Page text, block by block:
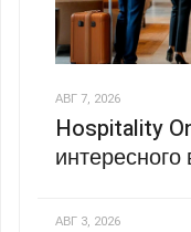
АВГ 7, 2026
Hospitality
АВГ 3, 2026